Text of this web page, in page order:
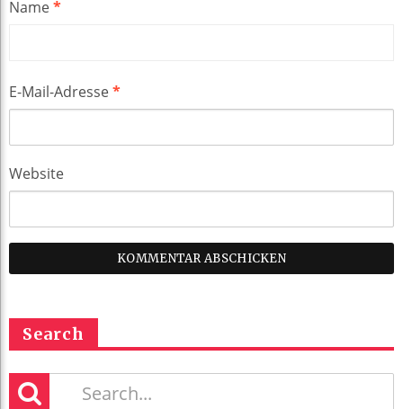
Name*
E-Mail-Adresse*
Website
Search